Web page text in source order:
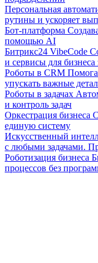
Персональная
рутины и ускоряет
Бот-платформа
помощью AI
Битрикс24 VibeCode
и сервисы для
Роботы в CRM
упускать важные
Роботы в задачах
и контроль задач
Оркестрация бизнеса
единую систему
Искусственный
с любыми задачами.
Роботизация бизнеса
процессов без